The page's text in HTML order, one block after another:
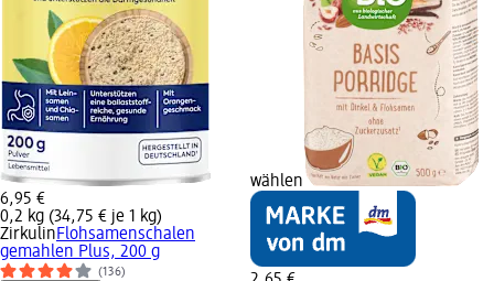
6,95 €
0,2 kg (34,75 € je 1 kg)
ZirkulinFlohsamenschalen
gemahlen Plus, 200 g
(136)
wählen